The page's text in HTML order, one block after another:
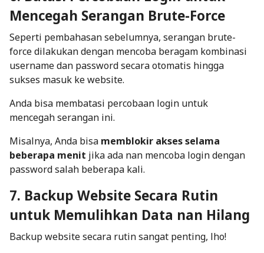
Mencegah Serangan Brute-Force
Seperti pembahasan sebelumnya, serangan brute-
force dilakukan dengan mencoba beragam kombinasi
usernamedan passwordsecara otomatis hingga
sukses masuk ke website.
Anda bisa membatasi percobaan login untuk
mencegah serangan ini.
Misalnya, Anda bisa memblokir akses selama
beberapa menit jika ada nan mencoba login dengan
password salah beberapa kali.
7. Backup Website Secara Rutin
untuk Memulihkan Data nan Hilang
Backup website secara rutin sangat penting, lho!